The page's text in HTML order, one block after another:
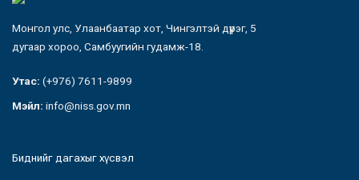
Монгол улс, Улаанбаатар хот, Чингэлтэй дүүрэг, 5
дугаар хороо, Самбуугийн гудамж-18.
Утас: (+976) 7611-9899
Мэйл: info@niss.gov.mn
Биднийг дагахыг хүсвэл